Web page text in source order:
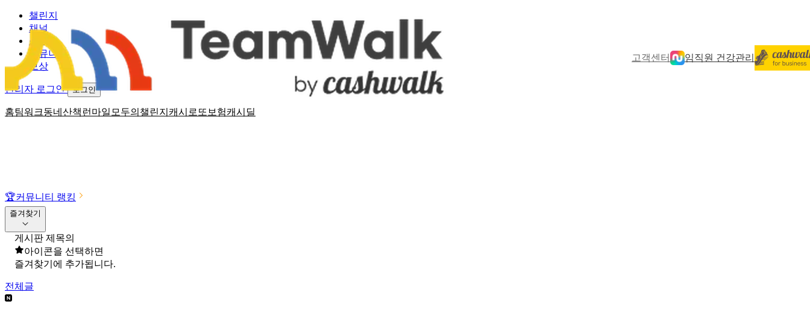
고객센터 임직원 건강관리
홈팀워크동네산책 런마일 모두의챌린지 캐시로또 보험캐시딜
챌린지
채널
소식
커뮤니티
보상
관리자 로그인 로그인
🏆커뮤니티 랭킹
즐겨찾기
게시판 제목의
아이콘을 선택하면
즐겨찾기에 추가됩니다.
전체글